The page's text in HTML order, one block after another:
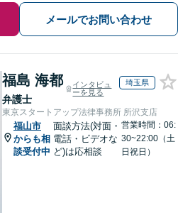
メールでお問い合わせ
福島 海都
弁護士
インタビュ
ーを見る
埼玉県
東京スタートアップ法律事務所 所沢支店
福山市
からも相
談受付中
面談方法(対面・
電話・ビデオな
ど)は応相談
営業時間：06:
30~22:00（土
日祝日）